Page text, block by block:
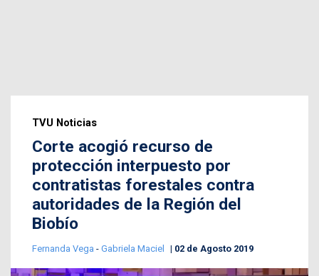
TVU Noticias
Corte acogió recurso de
protección interpuesto por
contratistas forestales contra
autoridades de la Región del
Biobío
Fernanda Vega - Gabriela Maciel 02 de Agosto 2019